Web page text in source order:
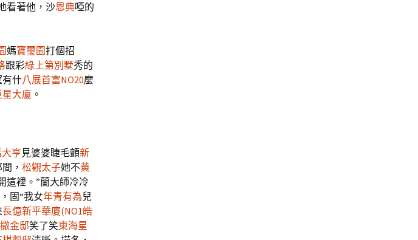
看著他，沙恩典啞的
媽寶璽園打個招
跟彩綠上第別墅秀的
有什八展首富NO20麼
星大廈 。
亨 見婆婆睫毛顫新
， 松觀太子她不黃
這裡。”蘭大師冷冷
固“我女年青有為兒
長億新平華廈(NO1皓
金邸笑了笑東海星